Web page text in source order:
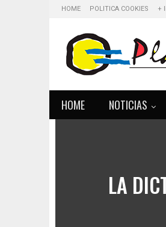
HOME POLITICA COOKIES +
HOME NOTICIAS
LA